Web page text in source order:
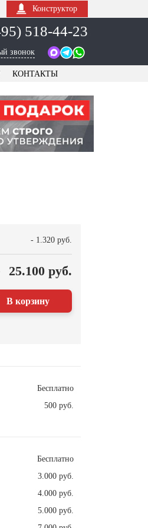
Конструктор
518-44-23
звонок
КОНТАКТЫ
- 1.320 руб.
25.100 руб.
В корзину
Бесплатно
500 руб.
Бесплатно
3.000 руб.
4.000 руб.
5.000 руб.